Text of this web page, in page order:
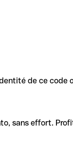
de ce
sans effort.